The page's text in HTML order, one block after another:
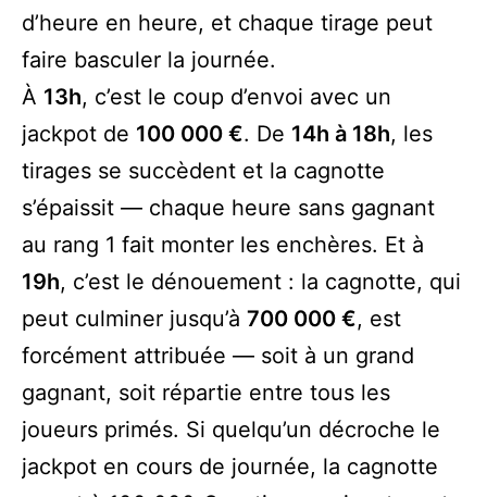
d’heure en heure, et chaque tirage peut
faire basculer la journée.
À 13h, c’est le coup d’envoi avec un
jackpot de 100 000 €. De 14h à 18h, les
tirages se succèdent et la cagnotte
s’épaissit — chaque heure sans gagnant
au rang 1 fait monter les enchères. Et à
19h, c’est le dénouement : la cagnotte, qui
peut culminer jusqu’à 700 000 €, est
forcément attribuée — soit à un grand
gagnant, soit répartie entre tous les
joueurs primés. Si quelqu’un décroche le
jackpot en cours de journée, la cagnotte